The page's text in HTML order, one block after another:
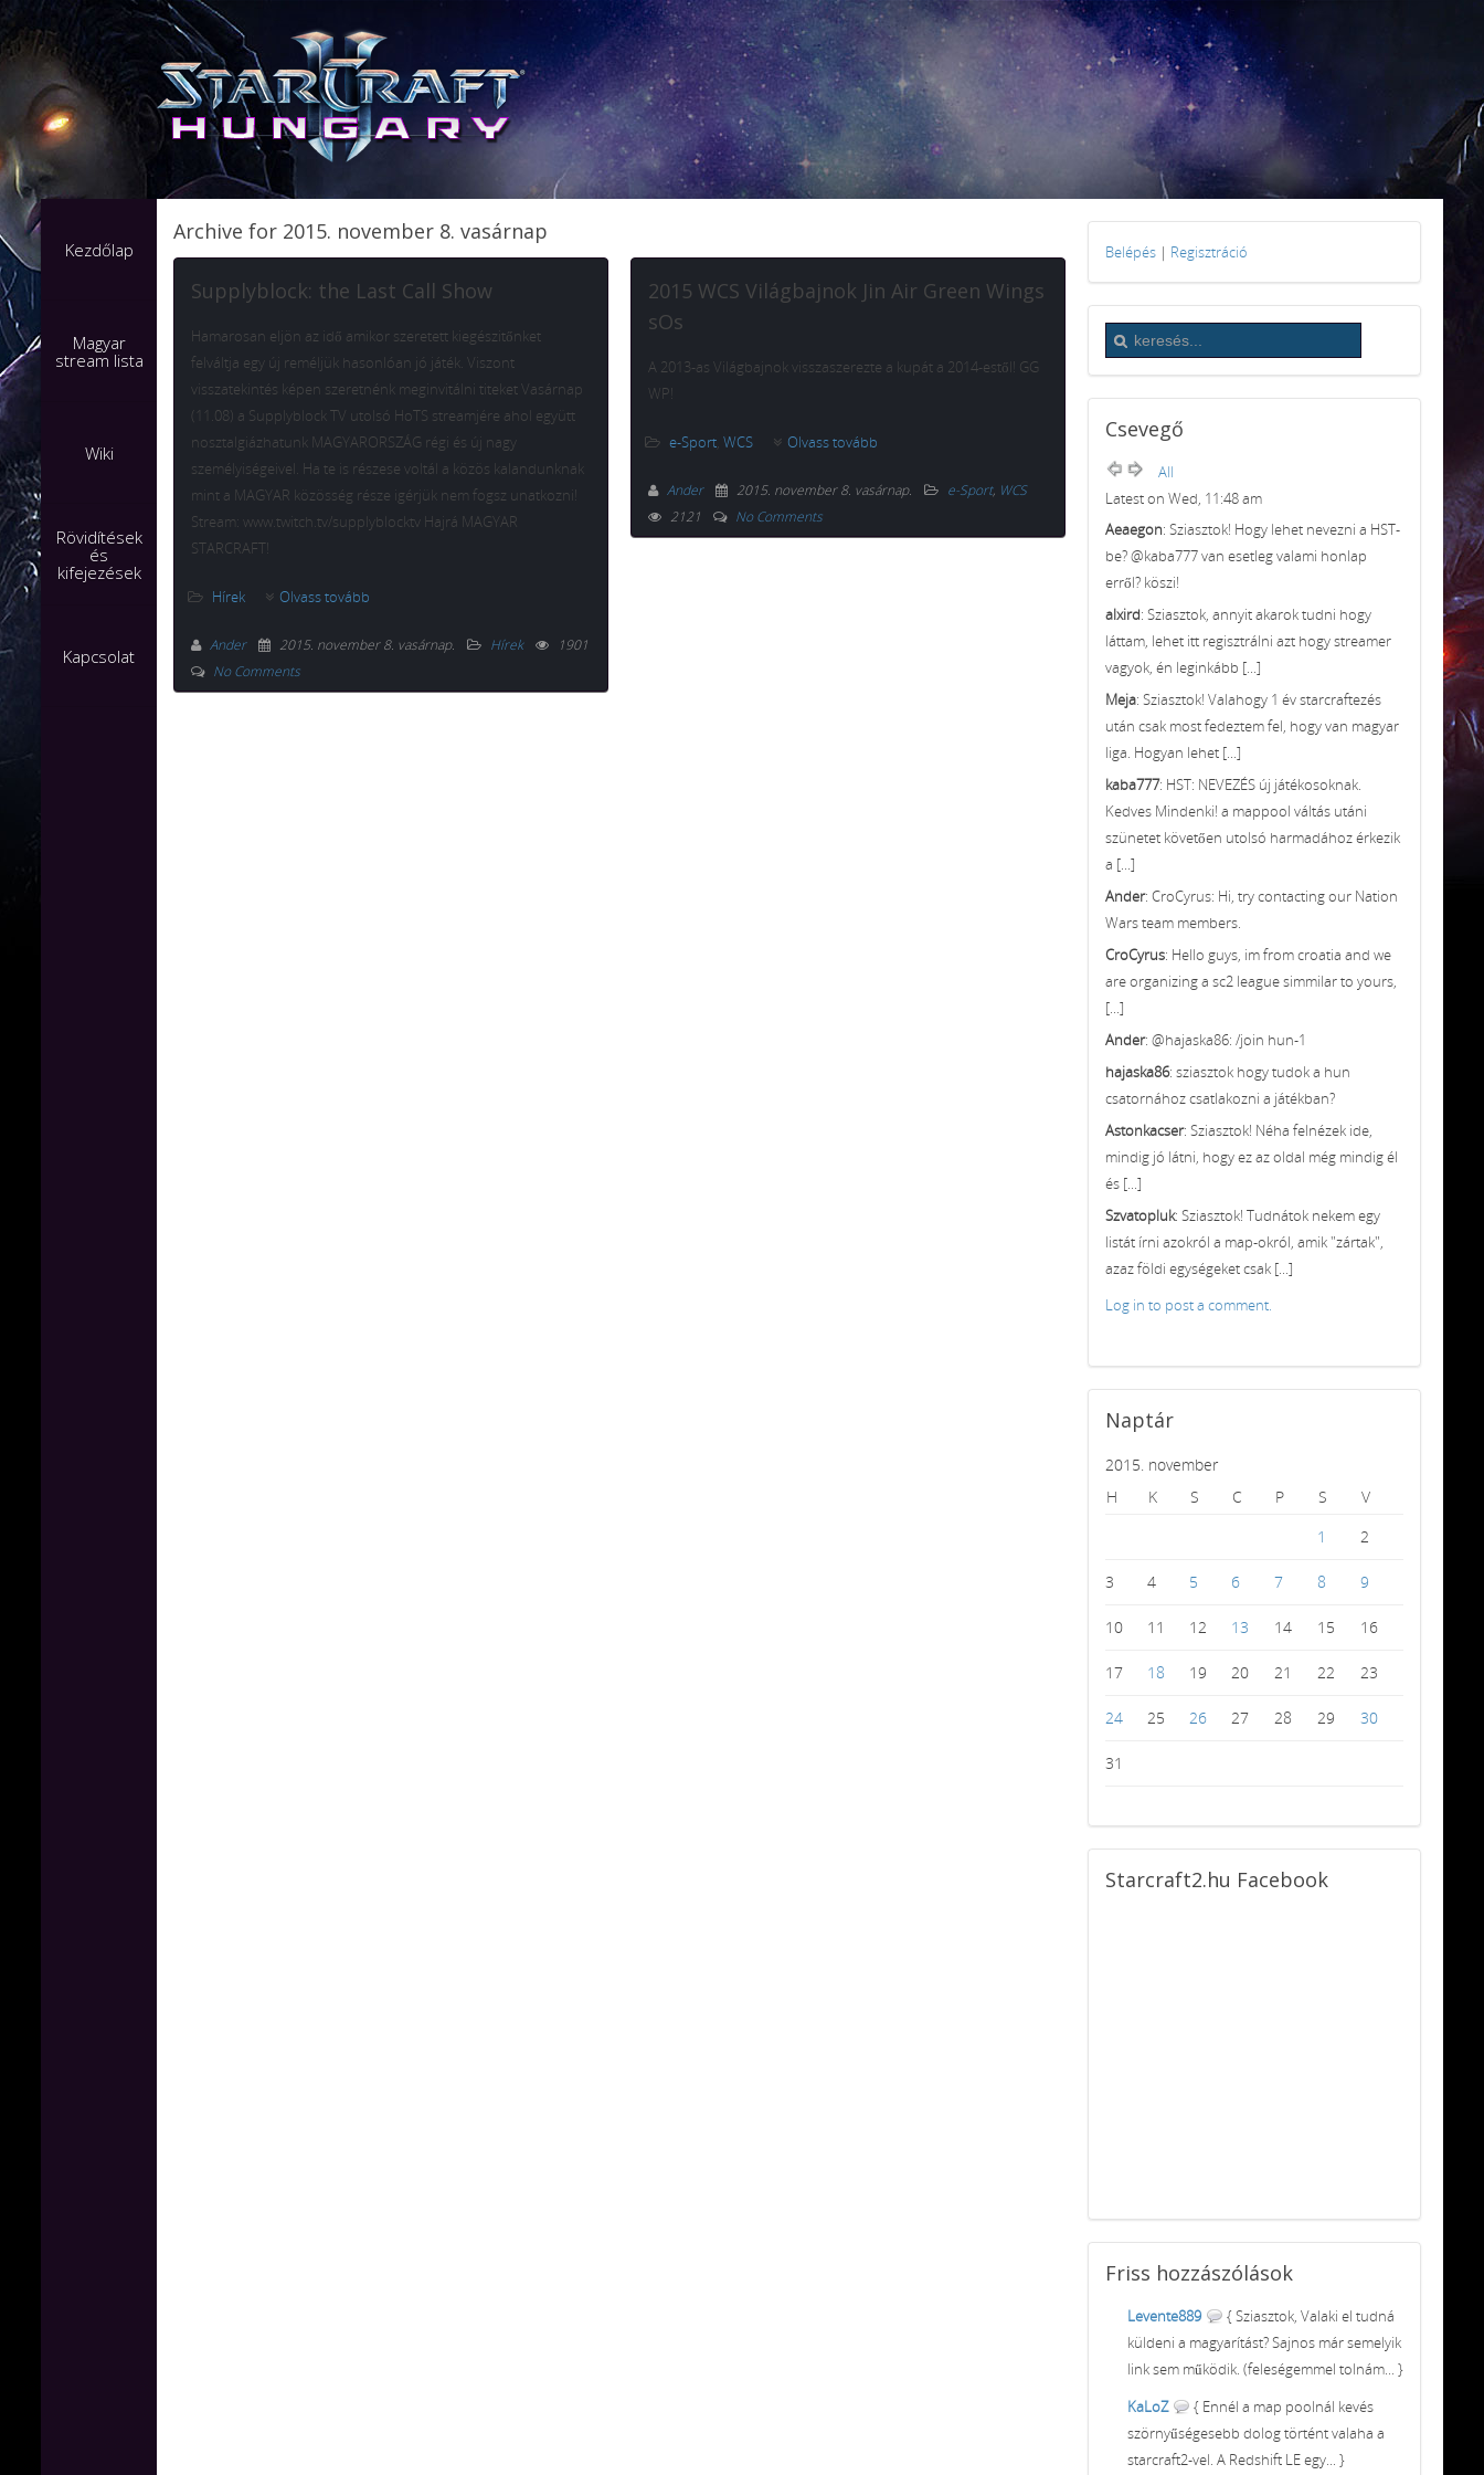
Kezdőlap
Magyar
stream lista
Wiki
Rövidítések
és
kifejezések
Kapcsolat
Archive for 2015. november 8. vasárnap
Supplyblock: the Last Call Show
Hamarosan eljön az idő amikor szeretett kiegészitőnket
felváltja egy új reméljük hasonlóan jó játék. Viszont
visszatekintés képen szeretnénk meginvitálni titeket Vasárnap
(11.08) a Supplyblock TV utolsó HoTS streamjére ahol együtt
nosztalgiázhatunk MAGYARORSZÁG régi és új nagy
személyiségeivel. Ha te is részese voltál a közös kalandunknak
mint a MAGYAR közösség része igérjük nem fogsz unatkozni!
Stream: www.twitch.tv/supplyblocktv Hajrá MAGYAR
STARCRAFT!
Hírek Olvass tovább
Ander 2015. november 8. vasárnap. Hírek
1901
No Comments
2015 WCS Világbajnok Jin Air Green Wings
sOs
A 2013-as Világbajnok visszaszerezte a kupát a 2014-estől! GG
WP!
e-Sport, WCS Olvass tovább
Ander 2015. november 8. vasárnap. e-Sport, WCS
2121
No Comments
Belépés | Regisztráció
Csevegő
All
Latest on Wed, 11:48 am
Aeaegon: Sziasztok! Hogy lehet nevezni a HST-
be? @kaba777 van esetleg valami honlap
erről? köszi!
alxird: Sziasztok, annyit akarok tudni hogy
láttam, lehet itt regisztrálni azt hogy streamer
vagyok, én leginkább [...]
Meja: Sziasztok! Valahogy 1 év starcraftezés
után csak most fedeztem fel, hogy van magyar
liga. Hogyan lehet [...]
kaba777: HST: NEVEZÉS új játékosoknak.
Kedves Mindenki! a mappool váltás utáni
szünetet követően utolsó harmadához érkezik
a [...]
Ander: CroCyrus: Hi, try contacting our Nation
Wars team members.
CroCyrus: Hello guys, im from croatia and we
are organizing a sc2 league simmilar to yours,
[...]
Ander: @hajaska86: /join hun-1
hajaska86: sziasztok hogy tudok a hun
csatornához csatlakozni a játékban?
Astonkacser: Sziasztok! Néha felnézek ide,
mindig jó látni, hogy ez az oldal még mindig él
és [...]
Szvatopluk: Sziasztok! Tudnátok nekem egy
listát írni azokról a map-okról, amik "zártak",
azaz földi egységeket csak [...]
Log in to post a comment.
Naptár
2015. november
H
K S C P S
V
1
2
3 4 5 6 7 8 9
10 11 12 13 14 15 16
17 18 19 20 21 22 23
24 25 26 27 28 29 30
31
Starcraft2.hu Facebook
Friss hozzászólások
Levente889
{ Sziasztok, Valaki el tudná
küldeni a magyarítást? Sajnos már semelyik
link sem működik. (feleségemmel tolnám... }
KaLoZ
{ Ennél a map poolnál kevés
szörnyűségesebb dolog történt valaha a
starcraft2-vel. A Redshift LE egy... }